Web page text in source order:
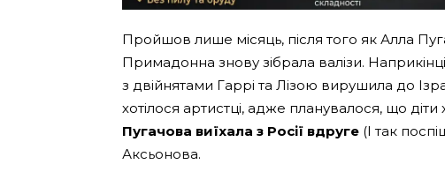
Пройшов лише місяць, після того як Алла
Примадонна знову зібрала валізи.
з двійнятами Гаррі та Лізою вирушила до
хотілося артистці, адже планувалося, що
Пугачова виїхала з Росії вдруге (І так
Аксьонова.